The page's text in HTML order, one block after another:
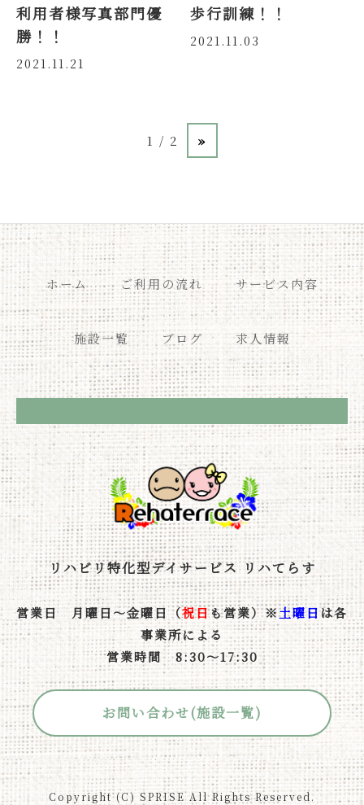
利用者様写真部門優
勝！！
2021.11.21
歩行訓練！！
2021.11.03
1 / 2 »
ホーム ご利用の流れ サービス内容
施設一覧 ブログ 求人情報
リハビリ特化型デイサービス リハてらす
営業日 月曜日～金曜日（祝日も営業）※土曜日は各
事業所による
営業時間 8:30～17:30
お問い合わせ(施設一覧)
Copyright (C) SPRISE All Rights Reserved.